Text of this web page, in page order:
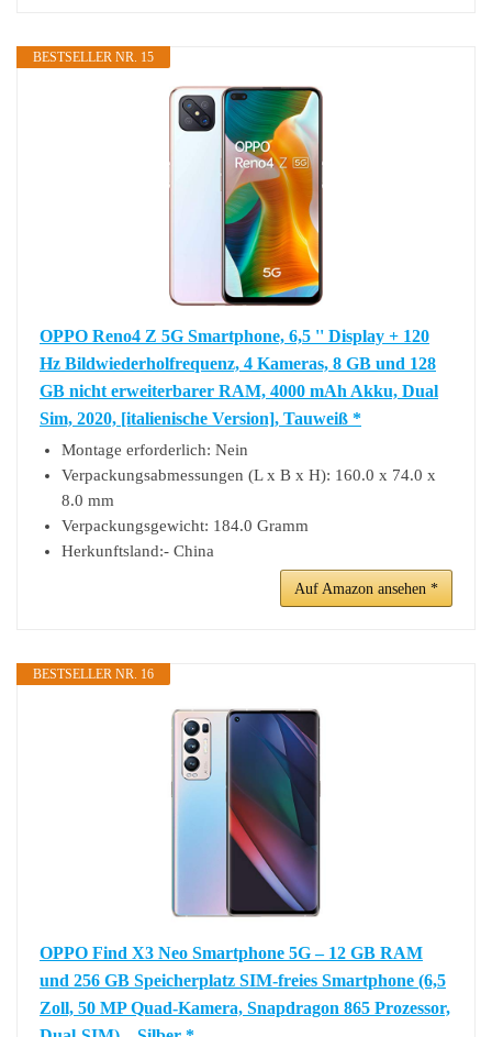
BESTSELLER NR. 15
OPPO Reno4 Z 5G Smartphone, 6,5 '' Display + 120
Hz Bildwiederholfrequenz, 4 Kameras, 8 GB und 128
GB nicht erweiterbarer RAM, 4000 mAh Akku, Dual
Sim, 2020, [italienische Version], Tauweiß *
Montage erforderlich: Nein
Verpackungsabmessungen (L x B x H): 160.0 x 74.0 x
8.0 mm
Verpackungsgewicht: 184.0 Gramm
Herkunftsland:- China
Auf Amazon ansehen *
BESTSELLER NR. 16
OPPO Find X3 Neo Smartphone 5G – 12 GB RAM
und 256 GB Speicherplatz SIM-freies Smartphone (6,5
Zoll, 50 MP Quad-Kamera, Snapdragon 865 Prozessor,